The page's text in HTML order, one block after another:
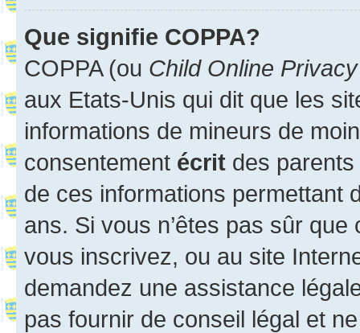
Que signifie COPPA?
COPPA (ou Child Online
aux Etats-Unis qui dit que les
informations de mineurs de
consentement écrit des parents
de ces informations permettant
ans. Si vous n’êtes pas sûr
vous inscrivez, ou au site
demandez une assistance
pas fournir de conseil légal et